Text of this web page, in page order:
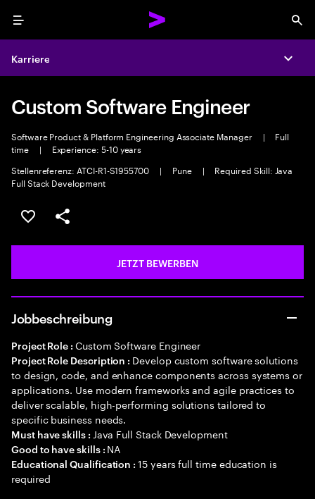
Menu
Karriere
Custom Software Engineer
Software Product & Platform Engineering Associate Manager |
Full
time
|
Experience: 5-10 years
Stellenreferenz: ATCI-R1-S1955700
| Pune |
Required Skill: Java
Full Stack Development
JOB SPEICHERN
Teilen
JETZT BEWERBEN
Jobbeschreibung
Project Role : Custom Software Engineer
Project Role Description : Develop custom software solutions
to design, code, and enhance components across systems or
applications. Use modern frameworks and agile practices to
deliver scalable, high-performing solutions tailored to
specific business needs.
Must have skills : Java Full Stack Development
Good to have skills : NA
Educational Qualification :15 years full time education is
required